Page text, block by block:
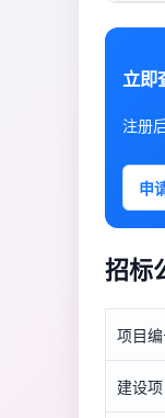
立即
注册
申
招标
项目
建设